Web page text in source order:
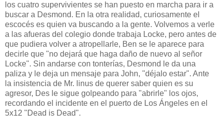
los cuatro supervivientes se han puesto en marcha para ir a
buscar a Desmond. En la otra realidad, curiosamente el
escocés es quien va buscando a la gente. Volvemos a verle
a las afueras del colegio donde trabaja Locke, pero antes de
que pudiera volver a atropellarle, Ben se le aparece para
decirle que "no dejará que haga daño de nuevo al señor
Locke". Sin andarse con tonterías, Desmond le da una
paliza y le deja un mensaje para John, "déjalo estar". Ante
la insistencia de Mr. linus de querer saber quien es su
agresor, Des le sigue golpeando para "abrirle" los ojos,
recordando el incidente en el puerto de Los Ángeles en el
5x12 "Dead is Dead".